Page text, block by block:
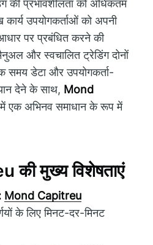
की प्रभावशीलता को अधिकतम
उपयोगकर्ताओं को अपनी
पर प्रबंधित करने की
और स्वचालित ट्रेडिंग दोनों
समय डेटा और उपयोगकर्ता-
देने के साथ, Mond
में एक अभिनव समाधान के रूप में
मुख्य विशेषताएं
Mond Capitreu
के लिए मिनट-दर-मिनट